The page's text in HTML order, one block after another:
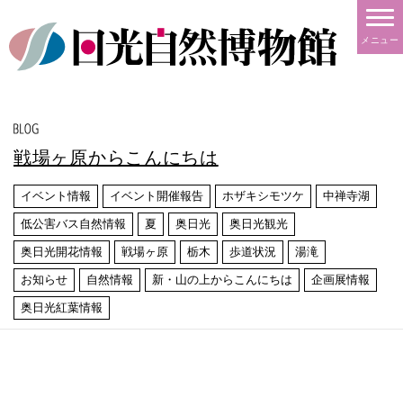
メニュー
戦場ヶ原からこんにちは
イベント情報 イベント開催報告 ホザキシモツケ 中禅寺湖
低公害バス自然情報 夏 奥日光 奥日光観光
奥日光開花情報 戦場ヶ原 栃木 歩道状況 湯滝
お知らせ 自然情報 新・山の上からこんにちは 企画展情報
奥日光紅葉情報